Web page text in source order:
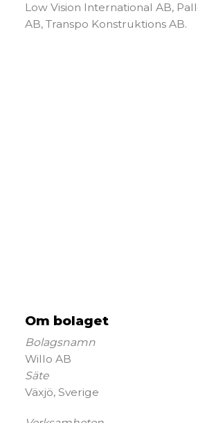
Low Vision International AB,
AB, Transpo Konstruktions AB.
Om bolaget
Bolagsnamn
Willo AB
Säte
Växjö, Sverige